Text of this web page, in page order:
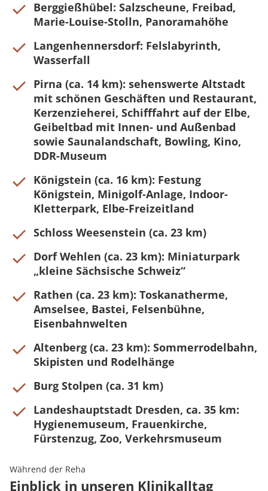
Berggießhübel: Salzscheune, Freibad,
Marie-Louise-Stolln, Panoramahöhe
Langenhennersdorf: Felslabyrinth,
Wasserfall
Pirna (ca. 14 km): sehenswerte Altstadt
mit schönen Geschäften und Restaurant,
Kerzenzieherei, Schifffahrt auf der Elbe,
Geibeltbad mit Innen- und Außenbad
sowie Saunalandschaft, Bowling, Kino,
DDR-Museum
Königstein (ca. 16 km): Festung
Königstein, Minigolf-Anlage, Indoor-
Kletterpark, Elbe-Freizeitland
Schloss Weesenstein (ca. 23 km)
Dorf Wehlen (ca. 23 km): Miniaturpark
„kleine Sächsische Schweiz“
Rathen (ca. 23 km): Toskanatherme,
Amselsee, Bastei, Felsenbühne,
Eisenbahnwelten
Altenberg (ca. 23 km): Sommerrodelbahn,
Skipisten und Rodelhänge
Burg Stolpen (ca. 31 km)
Landeshauptstadt Dresden, ca. 35 km:
Hygienemuseum, Frauenkirche,
Fürstenzug, Zoo, Verkehrsmuseum
Während der Reha
Einblick in unseren Klinikalltag